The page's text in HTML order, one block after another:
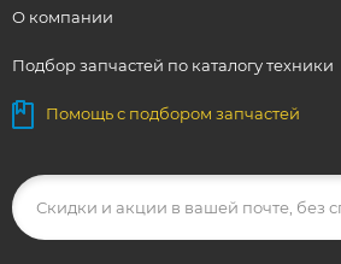
О компании
Подбор запчастей по каталогу техники
Помощь с подбором запчастей